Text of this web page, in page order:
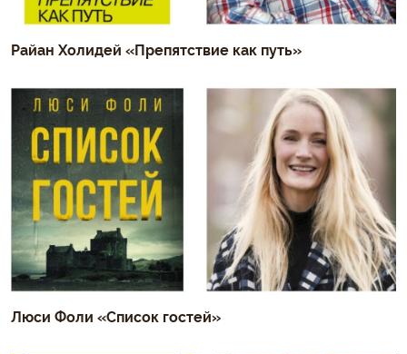
Райан Холидей «Препятствие как путь»
Люси Фоли «Список гостей»